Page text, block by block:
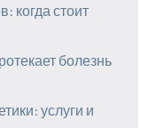
когда стоит
болезнь
услуги и